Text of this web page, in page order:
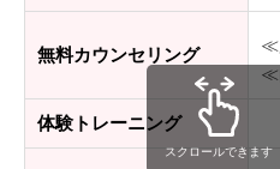
無料カウンセリング
≪
≪
体験トレーニング
スクロールできます